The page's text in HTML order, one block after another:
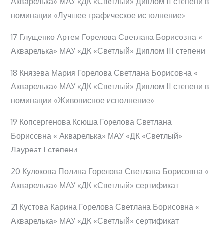
номинации «Лучшее графическое исполнение»
17 Глущенко Артем Горелова Светлана Борисовна «
Акварелька» МАУ «ДК «Светлый» Диплом III степени
18 Князева Мария Горелова Светлана Борисовна «
Акварелька» МАУ «ДК «Светлый» Диплом II степени в
номинации «Живописное исполнение»
19 Копсергенова Ксюша Горелова Светлана
Борисовна « Акварелька» МАУ «ДК «Светлый»
Лауреат I степени
20 Кулокова Полина Горелова Светлана Борисовна «
Акварелька» МАУ «ДК «Светлый» сертификат
21 Кустова Карина Горелова Светлана Борисовна «
Акварелька» МАУ «ДК «Светлый» сертификат